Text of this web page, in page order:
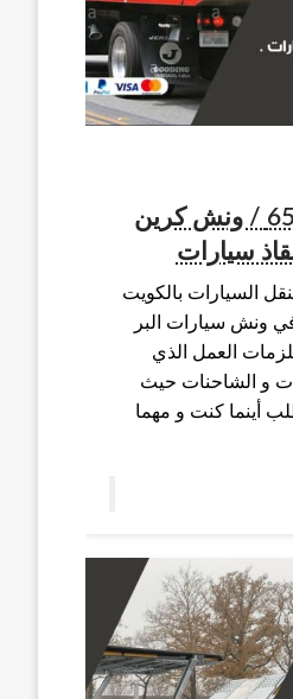
ونش البر / 65557275 / ونش كرين
سيارات
السيارات بالكويت
ونش سيارات البر
العمل الذي
و الشاحنات حيث
أينما كنت و مهما